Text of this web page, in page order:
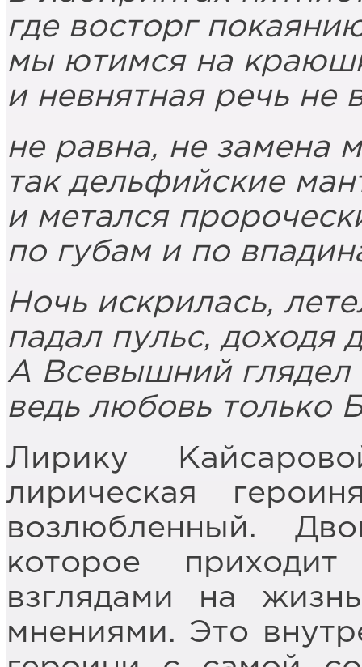
где восторг
мы ютимся на
и невнятная речь не
не равна, не замена
так дельфийские
и метался
по губам и по
Ночь искрилась,
падал пульс, доходя
А Всевышний глядел
ведь любовь только
Лирику
лирическая
возлюбленный.
которое
взглядами на
мнениями. Это